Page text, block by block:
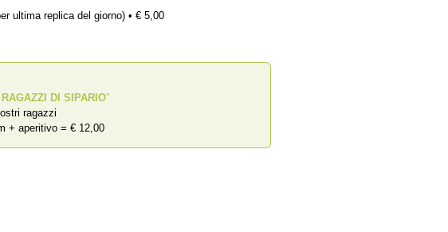
ultima replica del giorno) • € 5,00
I RAGAZZI DI SIPARIO”
ragazzi
+ aperitivo = € 12,00